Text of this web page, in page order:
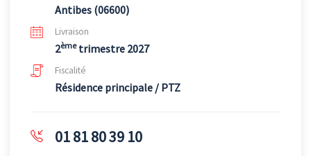
Antibes (06600)
Livraison
2èmetrimestre 2027
Fiscalité
Résidence principale / PTZ
01 81 80 39 10